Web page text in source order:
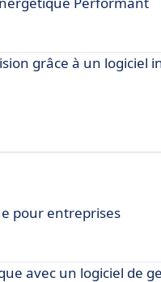
grâce à un logiciel
pour entreprises
avec un logiciel de